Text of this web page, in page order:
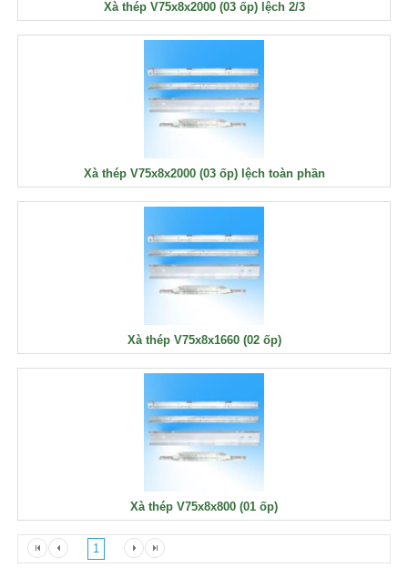
Xà thép V75x8x2000 (03 ốp) lệch 2/3
Xà thép V75x8x2000 (03 ốp) lệch toàn phần
Xà thép V75x8x1660 (02 ốp)
Xà thép V75x8x800 (01 ốp)
1